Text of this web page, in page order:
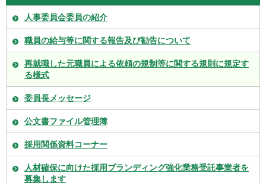
人事委員会委員の紹介
職員の給与等に関する報告及び勧告について
再就職した元職員による依頼の規制等に関する規則に規定す
る様式
委員長メッセージ
公文書ファイル管理簿
採用関係資料コーナー
人材確保に向けた採用ブランディング強化業務受託事業者を
募集します